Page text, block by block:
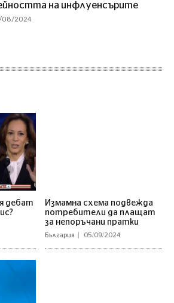
на инфлуенсърите
08/2024
дебат
Измамна схема подвежда
потребители да плащат
за непоръчани пратки
България 05/09/2024